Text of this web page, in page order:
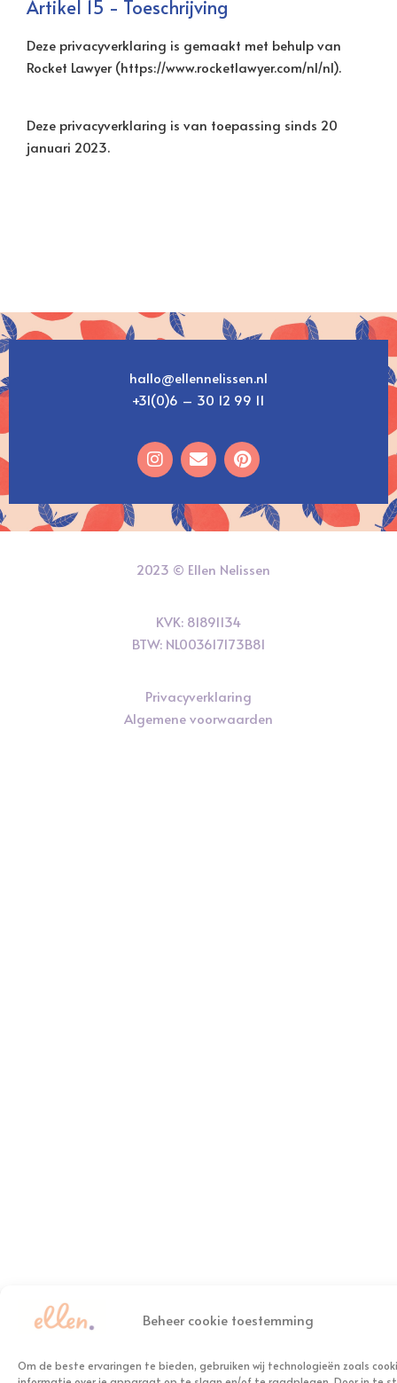
Beheer cookie toestemming
Om de beste ervaringen te bieden, gebruiken wij technologieën zoals
Artikel 15 - Toeschrijving
Deze privacyverklaring is gemaakt met behulp van
Rocket Lawyer (https://www.rocketlawyer.com/nl/nl).
Deze privacyverklaring is van toepassing sinds 20
januari 2023.
hallo@ellennelissen.nl
+31(0)6 – 30 12 99 11
2023 © Ellen Nelissen
KVK: 81891134
BTW: NL003617173B81
Privacyverklaring
Algemene voorwaarden